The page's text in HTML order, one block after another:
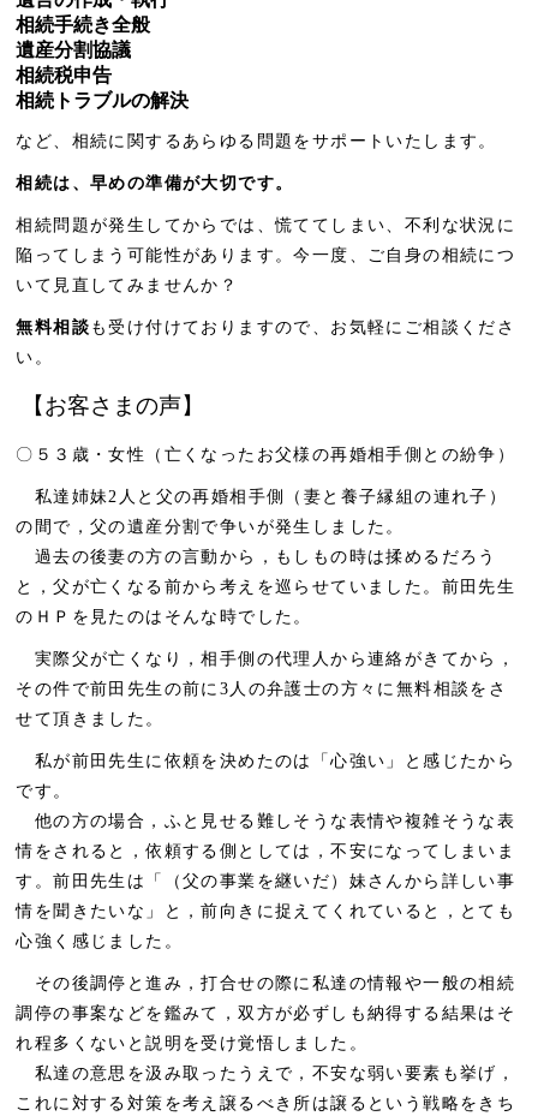
相続手続き全般
遺産分割協議
相続税申告
相続トラブルの解決
など、相続に関するあらゆる問題をサポートいたします。
相続は、早めの準備が大切です。
相続問題が発生してからでは、慌ててしまい、不利な状況に
陥ってしまう可能性があります。今一度、ご自身の相続につ
いて見直してみませんか？
無料相談 も受け付けておりますので、お気軽にご相談くださ
い。
【お客さまの声】
〇５３歳・女性（亡くなったお父様の再婚相手側との紛争）
私達姉妹2人と父の再婚相手側（妻と養子縁組の連れ子）
の間で，父の遺産分割で争いが発生しました。
過去の後妻の方の言動から，もしもの時は揉めるだろう
と，父が亡くなる前から考えを巡らせていました。前田先生
のＨＰを見たのはそんな時でした。
実際父が亡くなり，相手側の代理人から連絡がきてから，
その件で前田先生の前に3人の弁護士の方々に無料相談をさ
せて頂きました。
私が前田先生に依頼を決めたのは「心強い」と感じたから
です。
他の方の場合，ふと見せる難しそうな表情や複雑そうな表
情をされると，依頼する側としては，不安になってしまいま
す。前田先生は「（父の事業を継いだ）妹さんから詳しい事
情を聞きたいな」と，前向きに捉えてくれていると，とても
心強く感じました。
その後調停と進み，打合せの際に私達の情報や一般の相続
調停の事案などを鑑みて，双方が必ずしも納得する結果はそ
れ程多くないと説明を受け覚悟しました。
私達の意思を汲み取ったうえで，不安な弱い要素も挙げ，
これに対する対策を考え譲るべき所は譲るという戦略をきち